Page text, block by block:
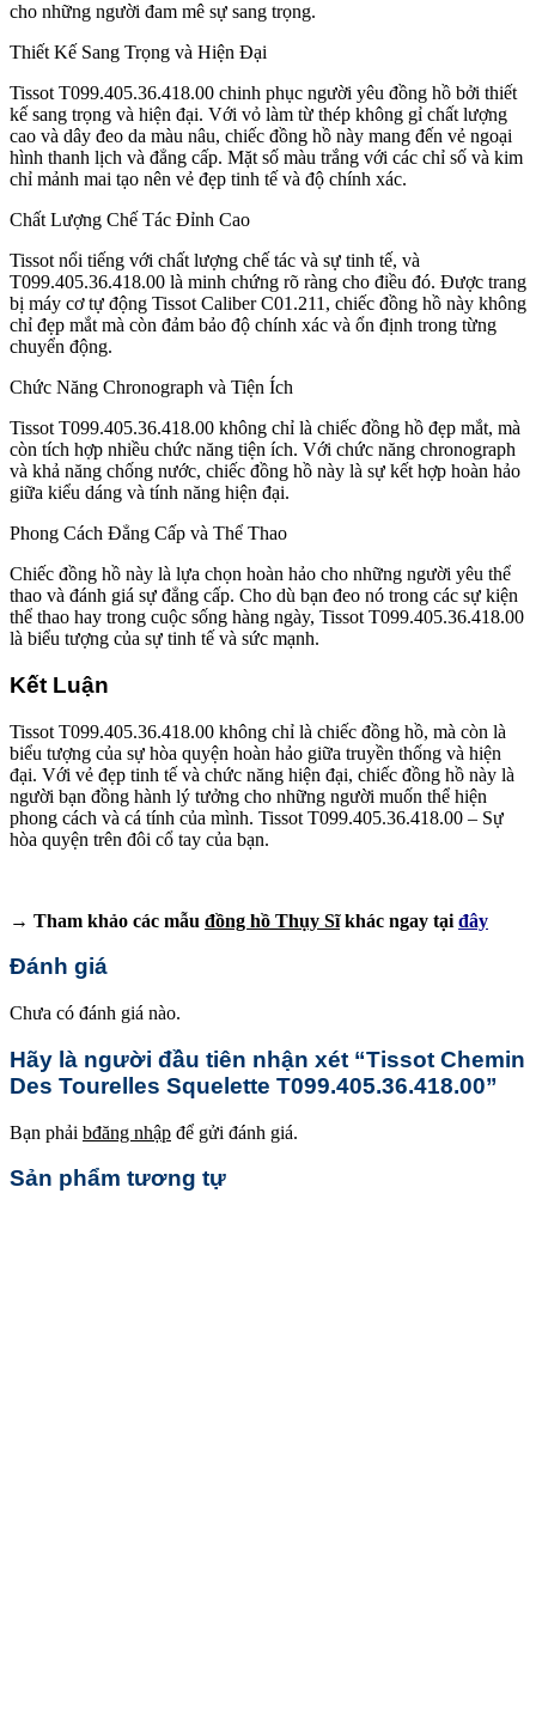
cho những người đam mê sự sang trọng.
Thiết Kế Sang Trọng và Hiện Đại
Tissot T099.405.36.418.00 chinh phục người yêu đồng hồ bởi thiết
kế sang trọng và hiện đại. Với vỏ làm từ thép không gỉ chất lượng
cao và dây đeo da màu nâu, chiếc đồng hồ này mang đến vẻ ngoại
hình thanh lịch và đẳng cấp. Mặt số màu trắng với các chỉ số và kim
chỉ mảnh mai tạo nên vẻ đẹp tinh tế và độ chính xác.
Chất Lượng Chế Tác Đỉnh Cao
Tissot nổi tiếng với chất lượng chế tác và sự tinh tế, và
T099.405.36.418.00 là minh chứng rõ ràng cho điều đó. Được trang
bị máy cơ tự động Tissot Caliber C01.211, chiếc đồng hồ này không
chỉ đẹp mắt mà còn đảm bảo độ chính xác và ổn định trong từng
chuyển động.
Chức Năng Chronograph và Tiện Ích
Tissot T099.405.36.418.00 không chỉ là chiếc đồng hồ đẹp mắt, mà
còn tích hợp nhiều chức năng tiện ích. Với chức năng chronograph
và khả năng chống nước, chiếc đồng hồ này là sự kết hợp hoàn hảo
giữa kiểu dáng và tính năng hiện đại.
Phong Cách Đẳng Cấp và Thể Thao
Chiếc đồng hồ này là lựa chọn hoàn hảo cho những người yêu thể
thao và đánh giá sự đẳng cấp. Cho dù bạn đeo nó trong các sự kiện
thể thao hay trong cuộc sống hàng ngày, Tissot T099.405.36.418.00
là biểu tượng của sự tinh tế và sức mạnh.
Kết Luận
Tissot T099.405.36.418.00 không chỉ là chiếc đồng hồ, mà còn là
biểu tượng của sự hòa quyện hoàn hảo giữa truyền thống và hiện
đại. Với vẻ đẹp tinh tế và chức năng hiện đại, chiếc đồng hồ này là
người bạn đồng hành lý tưởng cho những người muốn thể hiện
phong cách và cá tính của mình. Tissot T099.405.36.418.00 – Sự
hòa quyện trên đôi cổ tay của bạn.
→ Tham khảo các mẫu đồng hồ Thụy Sĩkhác ngay tại đây
Đánh giá
Chưa có đánh giá nào.
Hãy là người đầu tiên nhận xét “Tissot Chemin
Des Tourelles Squelette T099.405.36.418.00”
Bạn phải bđăng nhập để gửi đánh giá.
Sản phẩm tương tự